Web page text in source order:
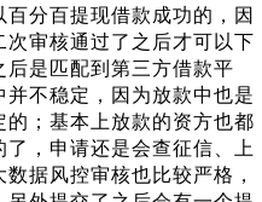
分百提现借款成功的，因
审核通过了之后才可以下
是匹配到第三方借款平
不稳定，因为放款中也是
；基本上放款的资方也都
，申请还是会查征信、上
据风控审核也比较严格，